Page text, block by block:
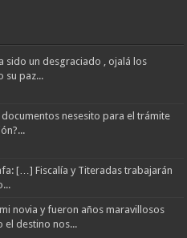
sido un desgraciado , ojalá los
su paz...
documentos nesesito para el trámite
[…] Fiscalía y Titeradas trabajarán
novia y fueron años maravillosos
el destino nos...